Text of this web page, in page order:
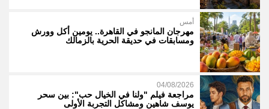
أمس
مهرجان المانجو في القاهرة.. يومين أكل وورش
ومسابقات في حديقة الحرية بالزمالك
04/08/2026
مراجعة فيلم "ولنا في الخيال حب": بين سحر
يوسف شاهين ومشاكل التجربة الأولى